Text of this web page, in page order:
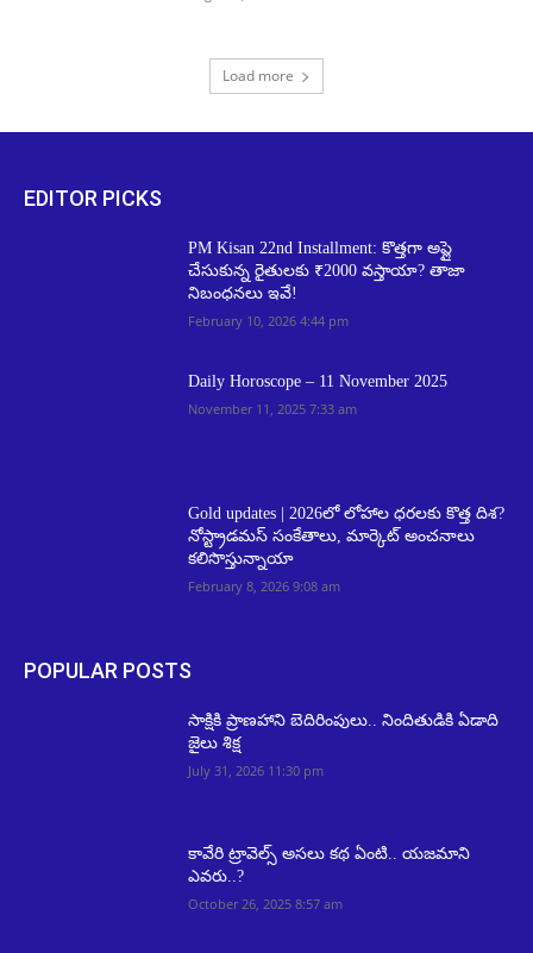
Load more
EDITOR PICKS
PM Kisan 22nd Installment: కొత్తగా అప్లై
చేసుకున్న రైతులకు ₹2000 వస్తాయా? తాజా
నిబంధనలు ఇవే!
February 10, 2026 4:44 pm
Daily Horoscope – 11 November 2025
November 11, 2025 7:33 am
Gold updates | 2026లో లోహాల ధరలకు కొత్త దిశ?
నోస్ట్రాడమస్ సంకేతాలు, మార్కెట్ అంచనాలు
కలిసొస్తున్నాయా
February 8, 2026 9:08 am
POPULAR POSTS
సాక్షికి ప్రాణహాని బెదిరింపులు.. నిందితుడికి ఏడాది
జైలు శిక్ష
July 31, 2026 11:30 pm
కావేరి ట్రావెల్స్ అసలు కథ ఏంటి.. యజమాని
ఎవరు..?
October 26, 2025 8:57 am